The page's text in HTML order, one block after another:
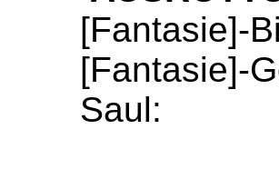
[Fantasie]-
Saul: